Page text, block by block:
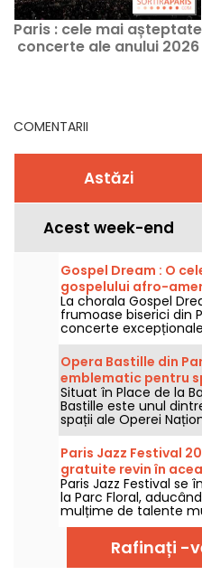
Paris : cele mai așteptate
concerte ale anului 2026
COMENTARII
Astăzi
Acest week-end
Gospel Dream : O
gospelului afro-
la Paris
La chorala Gospel
frumoase biserici din
concerte
experiență muzicală
sărbătorește
prin cântecele
Americane.
Opera Bastille din
emblematic pentru
contemporane de
Situat în Place de la
Bastille este unul
spații ale Operei
specializată în
pe tot parcursul
acest edificiu modern
public numeros și
referință pentru
dans în capitală.
Paris Jazz Festival
gratuite revin în
Floral, programul
Paris Jazz Festival se
la Parc Floral,
mulțime de talente
ascultat într-un
programul
descoperit între 24
2026!
Rafinați -